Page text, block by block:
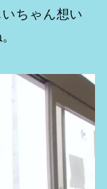
ちゃん想い